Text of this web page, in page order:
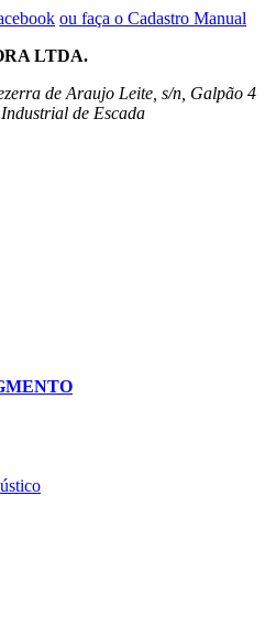
ou faça o Cadastro Manual
LTDA.
de Araujo Leite, s/n, Galpão 4
de Escada